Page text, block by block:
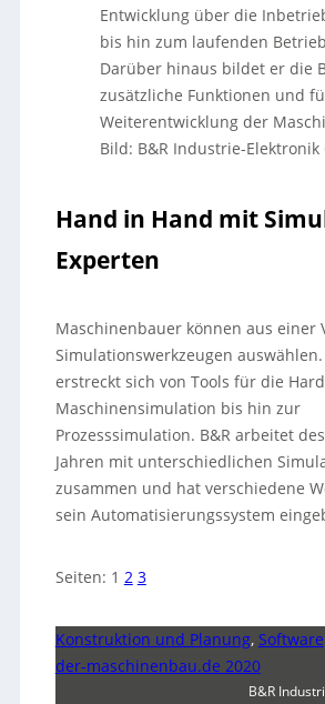
Entwicklung über die
bis hin zum laufenden
Darüber hinaus bildet er die
zusätzliche Funktionen und
Weiterentwicklung der
Bild: B&R Industrie-Elektronik
Hand in Hand mit
Experten
Maschinenbauer können aus einer
Simulationswerkzeugen
erstreckt sich von Tools für die
Maschinensimulation bis hin zur
Prozesssimulation. B&R arbeitet
Jahren mit unterschiedlichen
zusammen und hat verschiedene
sein Automatisierungssystem
Seiten: 1 2 3
Konstruktion und Planung, Software
der-maschinenbau.de 2020
B&R